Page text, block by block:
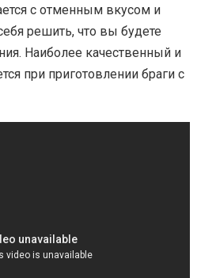
с отменным вкусом и
решить, что вы будете
Наиболее качественный и
при приготовлении браги с